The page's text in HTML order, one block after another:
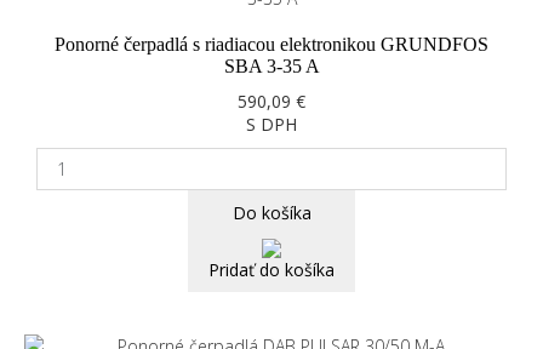
Ponorné čerpadlá s riadiacou elektronikou GRUNDFOS
SBA 3-35 A
590,09 €
S DPH
Do košíka
Pridať do košíka